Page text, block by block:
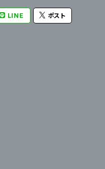
LINE ポスト